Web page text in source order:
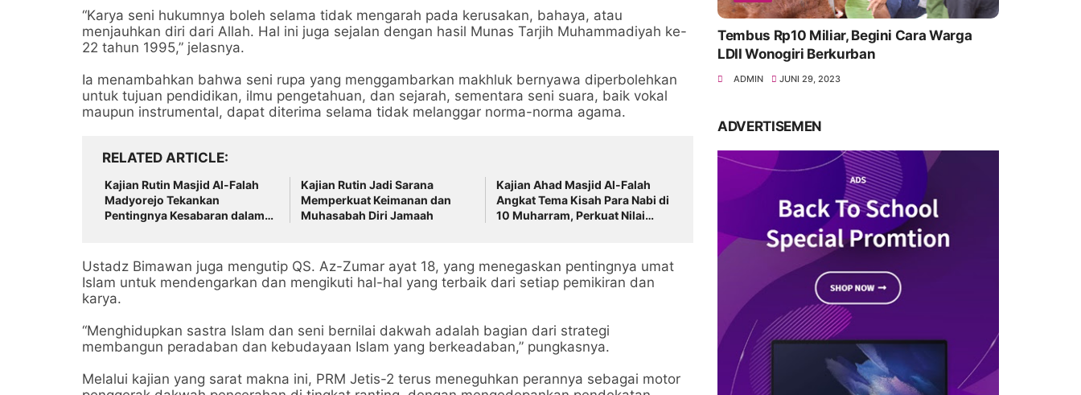
“Karya seni hukumnya boleh selama tidak mengarah pada kerusakan, bahaya, atau
menjauhkan diri dari Allah. Hal ini juga sejalan dengan hasil Munas Tarjih Muhammadiyah ke-
22 tahun 1995,” jelasnya.
Ia menambahkan bahwa seni rupa yang menggambarkan makhluk bernyawa diperbolehkan
untuk tujuan pendidikan, ilmu pengetahuan, dan sejarah, sementara seni suara, baik vokal
maupun instrumental, dapat diterima selama tidak melanggar norma-norma agama.
RELATED ARTICLE
Kajian Rutin Masjid Al-Falah
Madyorejo Tekankan
Pentingnya Kesabaran dalam
Kajian Rutin Jadi Sarana
Memperkuat Keimanan dan
Muhasabah Diri Jamaah
Kajian Ahad Masjid Al-Falah
Angkat Tema Kisah Para Nabi di
10 Muharram, Perkuat Nilai
Ustadz Bimawan juga mengutip QS. Az-Zumar ayat 18, yang menegaskan pentingnya umat
Islam untuk mendengarkan dan mengikuti hal-hal yang terbaik dari setiap pemikiran dan
karya.
“Menghidupkan sastra Islam dan seni bernilai dakwah adalah bagian dari strategi
membangun peradaban dan kebudayaan Islam yang berkeadaban,” pungkasnya.
Melalui kajian yang sarat makna ini, PRM Jetis-2 terus meneguhkan perannya sebagai motor
Tembus Rp10 Miliar, Begini Cara Warga
LDII Wonogiri Berkurban
ADMIN JUNI 29, 2023
ADVERTISEMEN